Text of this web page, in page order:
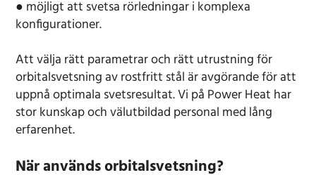
● möjligt att svetsa rörledningar i komplexa
konfigurationer.
Att välja rätt parametrar och rätt utrustning för
orbitalsvetsning av rostfritt stål är avgörande för att
uppnå optimala svetsresultat. Vi på Power Heat har
stor kunskap och välutbildad personal med lång
erfarenhet.
När används orbitalsvetsning?